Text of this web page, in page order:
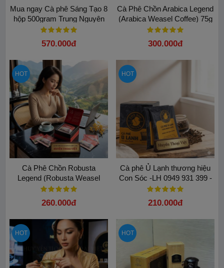
Mua ngay Cà phê Sáng Tạo 8
hộp 500gram Trung Nguyên
Legend chính hãng
570.000đ
Cà Phê Chồn Arabica Legend
(Arabica Weasel Coffee) 75g
(Phin Giấy) – Vị Ngọt Béo Tự
Nhiên
300.000đ
HOT
Cà Phê Chồn Robusta
Legend (Robusta Weasel
Coffee) 75g (Phin Giấy) 5 gói
cao cấp
260.000đ
HOT
Cà phê Ủ Lạnh thương hiệu
Con Sóc -LH 0949 931 399 -
Lựa chọn êm dạ dày, ít đắng
210.000đ
HOT HOT